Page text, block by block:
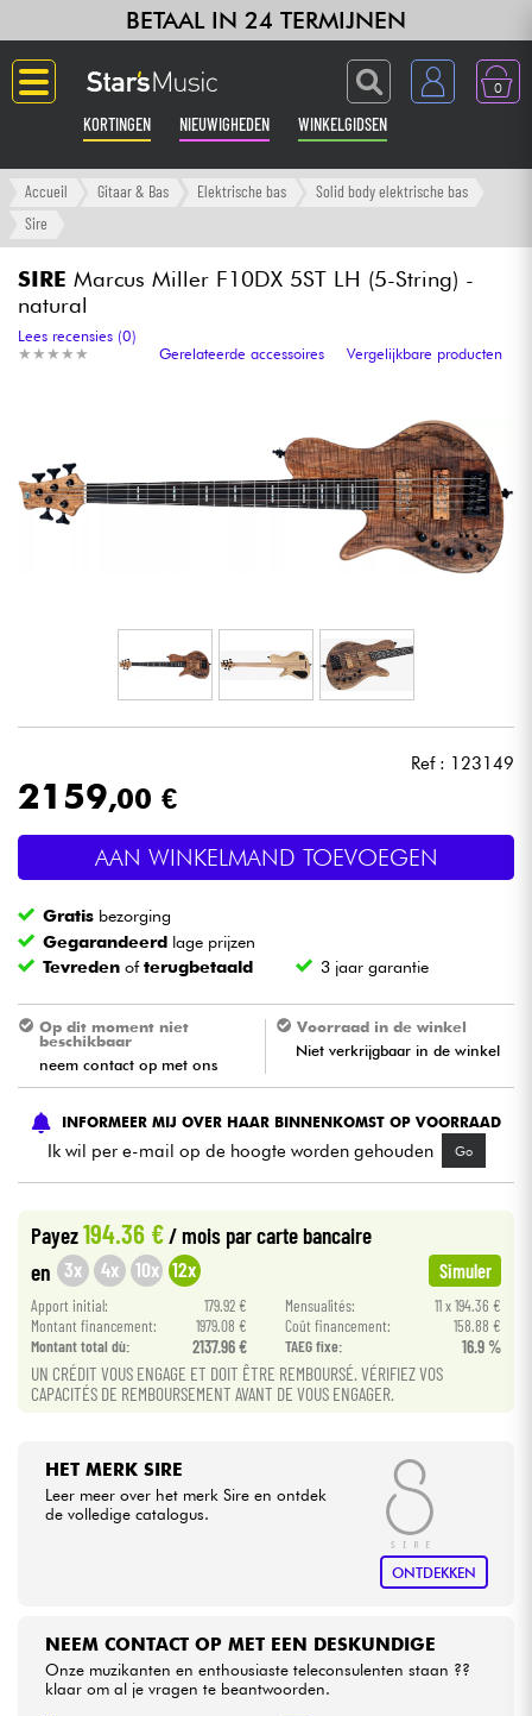
BETAAL IN 24 TERMIJNEN
0
KORTINGEN NIEUWIGHEDEN WINKELGIDSEN
Langue
Home-studio
Licht
Drums & percussie
Blaasinstrument
Kinderen
Kabels & toebehoren
HiFi
Sets
Bekijk onze merken
Accueil Gitaar & Bas Elektrische bas
Solid body elektrische bas
Sire
SIRE Marcus Miller F10DX 5ST LH (5-String) -
natural
★ ★ ★ ★ ★
★ ★ ★ ★ ★
Lees recensies (0)
Gerelateerde accessoires
Vergelijkbare producten
Ref : 123149
2159,00 €
AAN WINKELMAND TOEVOEGEN
Gratis bezorging
Gegarandeerd lage prijzen
Tevreden ofterugbetaald 3 jaar garantie
Op dit moment niet
beschikbaar
neem contact op met ons
Voorraad in de winkel
Niet verkrijgbaar in de winkel
INFORMEER MIJ OVER HAAR BINNENKOMST OP VOORRAAD
Ik wil per e-mail op de hoogte worden gehouden Go
Payez194.36 € / mois par carte bancaire
en 3x 4x 10x 12x Simuler
Apport initial: 179.92 € Mensualités:
11 x 194.36 €
Montant financement:
1979.08 € Coût financement:
158.88 €
Montant total dù:
2137.96 € TAEG fixe: 16.9 %
UN CRÉDIT VOUS ENGAGE ET DOIT ÊTRE REMBOURSÉ. VÉRIFIEZ VOS
CAPACITÉS DE REMBOURSEMENT AVANT DE VOUS ENGAGER.
HET MERK SIRE
Leer meer over het merk Sire en ontdek
de volledige catalogus.
ONTDEKKEN
NEEM CONTACT OP MET EEN DESKUNDIGE
Onze muzikanten en enthousiaste teleconsulenten staan ??
klaar om al je vragen te beantwoorden.